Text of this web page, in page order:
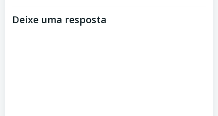
Deixe uma resposta